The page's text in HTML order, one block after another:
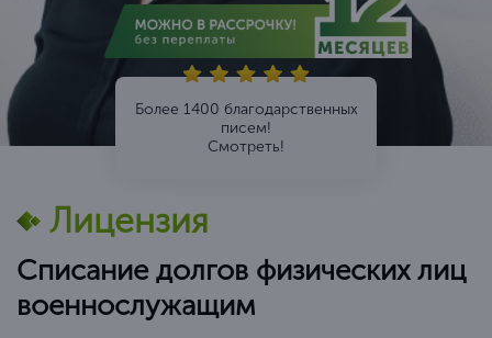
Более 1400 благодарственных
писем!
Смотреть!
Лицензия
Списание долгов физических лиц
военнослужащим